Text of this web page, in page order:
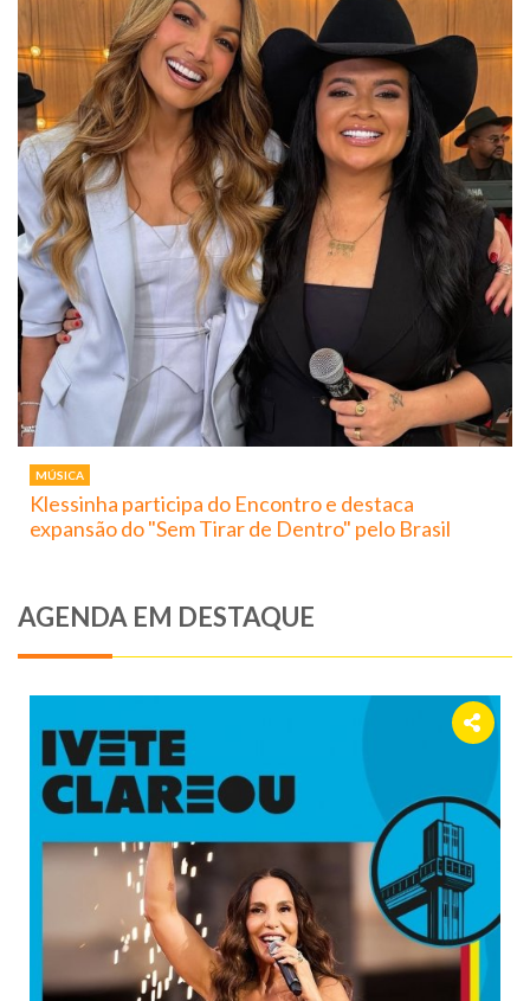
MÚSICA
Klessinha participa do Encontro e destaca
expansão do "Sem Tirar de Dentro" pelo Brasil
AGENDA EM DESTAQUE